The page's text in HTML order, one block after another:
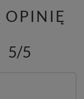
OPINIĘ
5/5